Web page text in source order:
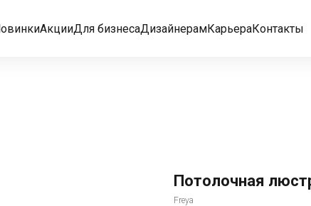
АкцииДля бизнесаДизайнерамКарьераКонтакты
Потолочная
Freya